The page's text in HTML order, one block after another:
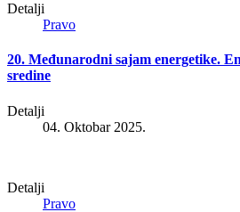
Detalji
Pravo
20. Međunarodni sajam energetike.
sredine
Detalji
04. Oktobar 2025.
Detalji
Pravo